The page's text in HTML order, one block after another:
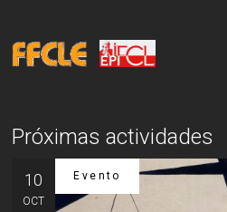
Próximas actividades
10
OCT
Evento